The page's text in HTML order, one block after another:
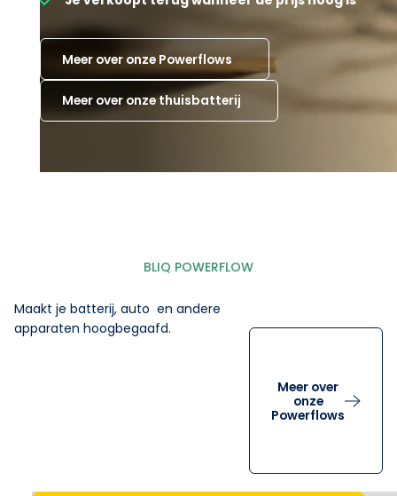
Meer over onze Powerflows
Meer over onze thuisbatterij
BLIQ POWERFLOW
Maakt je batterij, auto en andere
apparaten hoogbegaafd.
Meer over
onze
Powerflows